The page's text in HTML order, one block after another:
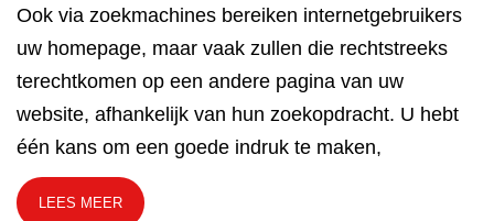
Ook via zoekmachines bereiken internetgebruikers
uw homepage, maar vaak zullen die rechtstreeks
terechtkomen op een andere pagina van uw
website, afhankelijk van hun zoekopdracht. U hebt
één kans om een goede indruk te maken,
LEES MEER